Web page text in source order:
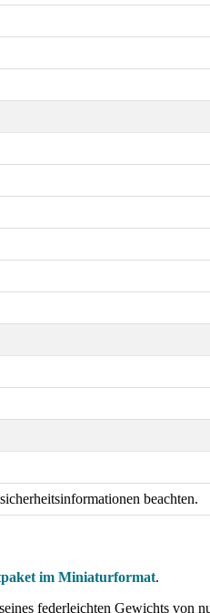
beachten.
im Miniaturformat.
federleichten Gewichts von